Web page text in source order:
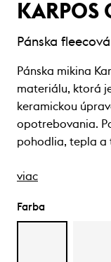
KARPOS
Pánska
Pánska mikina
materiálu, ktorá
keramickou
opotrebovania.
pohodlia, tepla a
viac
Farba